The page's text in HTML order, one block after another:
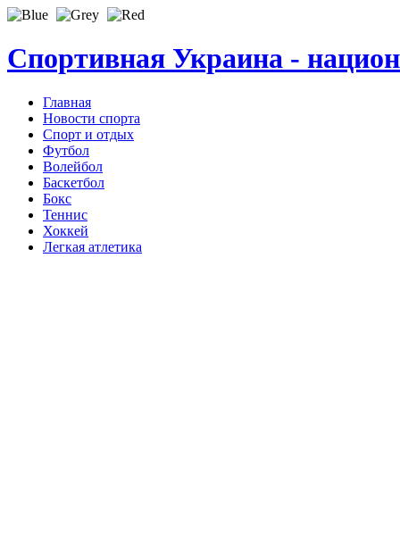
Спортивная Украина -
Главная
Новости спорта
Спорт и отдых
Футбол
Волейбол
Баскетбол
Бокс
Теннис
Хоккей
Легкая атлетика